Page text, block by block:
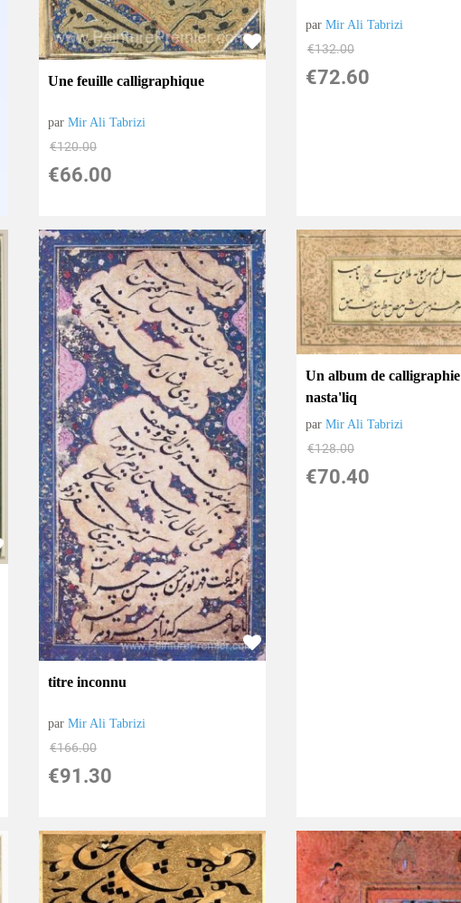
Une feuille calligraphique
parMir Ali Tabrizi
€120.00
€66.00
parMir Ali Tabrizi
€132.00
€72.60
titre inconnu
parMir Ali Tabrizi
€166.00
€91.30
Un album de calligraphie
nasta'liq
parMir Ali Tabrizi
€128.00
€70.40